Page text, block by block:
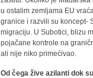
u ostalim zemljama EU
granice i razvili su koncept-
migraciju. U Subotici, blizu
pojačane kontrole na
ali nije niko primećivao.
Od čega žive azilanti dok